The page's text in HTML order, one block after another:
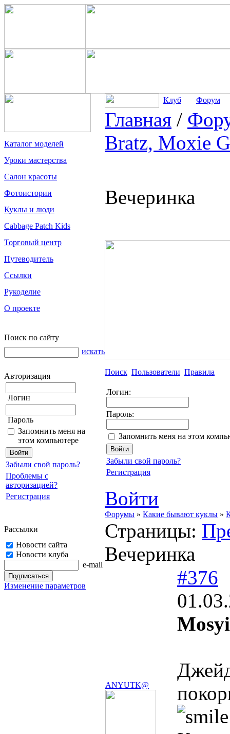
Каталог моделей
Уроки мастерства
Салон красоты
Фотоистории
Куклы и люди
Cabbage Patch Kids
Торговый центр
Путеводитель
Ссылки
Рукоделие
О проекте
Поиск по сайту
искать
Авторизация
Логин
Пароль
Запомнить меня на
этом компьютере
Забыли свой пароль?
Проблемы с
авторизацией?
Регистрация
Рассылки
Новости сайта
Новости клуба
e-mail
Изменение параметров
Клуб Форум
Главная /
Bratz, Moxie
Вечеринка
Поиск Пользователи Правила
Логин:
Пароль:
Запомнить меня на этом
Забыли свой пароль?
Регистрация
Войти
Форумы » Какие бывают куклы »
Страницы:
Вечеринка
ANYUTK@
#376